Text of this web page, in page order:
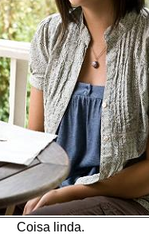
Coisa linda.